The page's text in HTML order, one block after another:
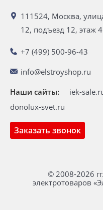
111524, Москва,
12, подъезд 12, этаж
+7 (499) 500-96-43
info@elstroyshop.ru
Заказать звонок
Наши сайты: iek-
donolux-svet.ru
© 2008-2026
электротоваров